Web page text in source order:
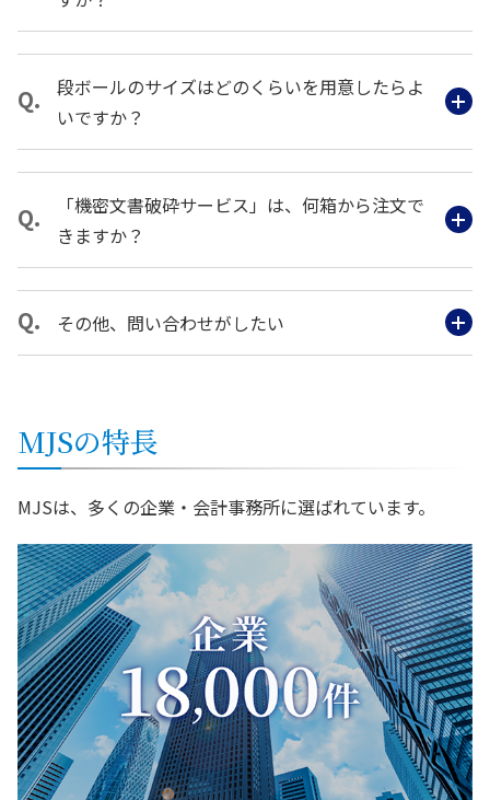
段ボールのサイズはどのくらいを用意したらよ
いですか？
「機密文書破砕サービス」は、何箱から注文で
きますか？
その他、問い合わせがしたい
MJSの特長
MJSは、多くの企業・会計事務所に選ばれています。